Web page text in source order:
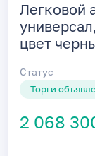
Легковой
цвет
Статус
Торги
2 068